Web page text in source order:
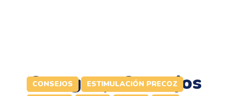
Category: Consejos
CONSEJOS
ESTIMULACIÓN PRECOZ